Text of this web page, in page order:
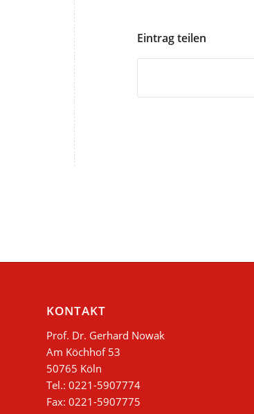
Eintrag teilen
KONTAKT
Prof. Dr. Gerhard Nowak
Am Köchhof 53
50765 Köln
Tel.: 0221-5907774
Fax: 0221-5907775